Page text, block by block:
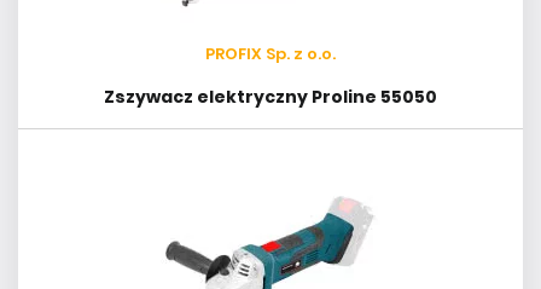
PROFIX Sp. z o.o.
Zszywacz elektryczny Proline 55050